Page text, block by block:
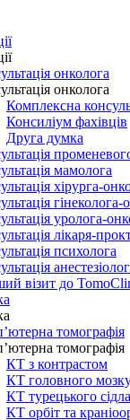
онколога
онколога
Комплексна
Консиліум фахівців
Друга думка
мамолога
хірурга-
гінеколога-
уролога-
лікаря-
психолога
візит до
томографія
томографія
КТ з контрастом
КТ головного
КТ турецького
КТ орбіт та